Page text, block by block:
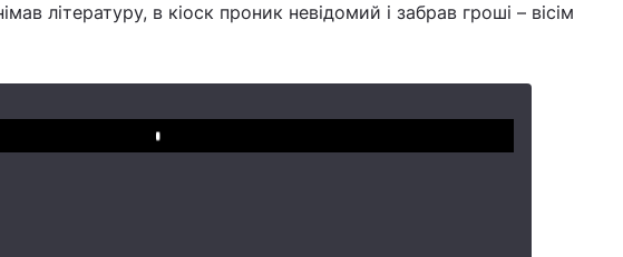
літературу, в кіоск проник невідомий і забрав гроші – вісім
Play